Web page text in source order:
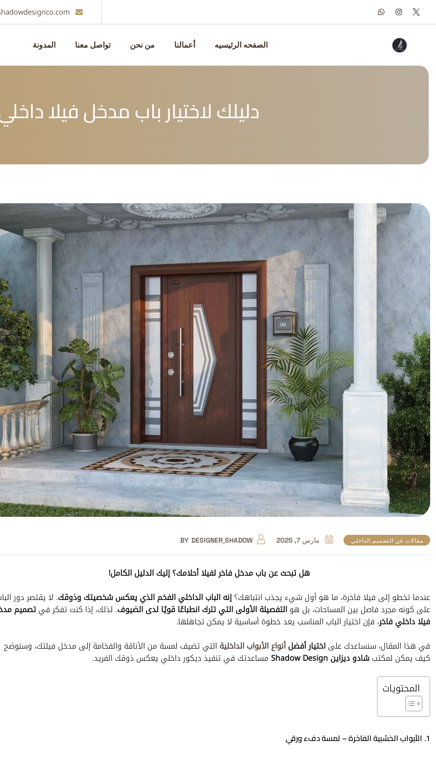
الصفحه الرئيسيه أعمالنا من نحن تواصل معنا المدونة
دليلك لاختيار باب مدخل فيلا
مقالات عن التصميم الداخلي مارس 7, 2025 BY DESIGNER ٍSHADOW
هل تبحث عن باب مدخل فاخر لفيلا أحلامك؟ إليك الدليل الكامل!
عندما تخطو إلى فيلا فاخرة، ما هو أول شيء يجذب انتباهك؟إنه الباب الداخلي الفخم الذي يعكس شخصيتك وذوقك. لا يقتصر دور
على كونه مجرد فاصل بين المساحات، بل هوالتفصيلة الأولى التي تترك انطباعًا قويًا لدى الضيوف. لذلك، إذا كنت تفكر فيتصميم
فيلا داخلي فاخر، فإن اختيار الباب المناسب يعد خطوة أساسية لا يمكن تجاهلها.
في هذا المقال، سنساعدك علىاختيار أفضلأنواع الأبواب الداخلية التي تضيف لمسة من الأناقة والفخامة إلى مدخل فيلتك، وسنوضح
كيف يمكن لمكتبشادو ديزاين Shadow Design مساعدتك في تنفيذ ديكور داخلي يعكس ذوقك الفريد.
المحتويات
1. الأبواب الخشبية الفاخرة – لمسة دفء ورقي